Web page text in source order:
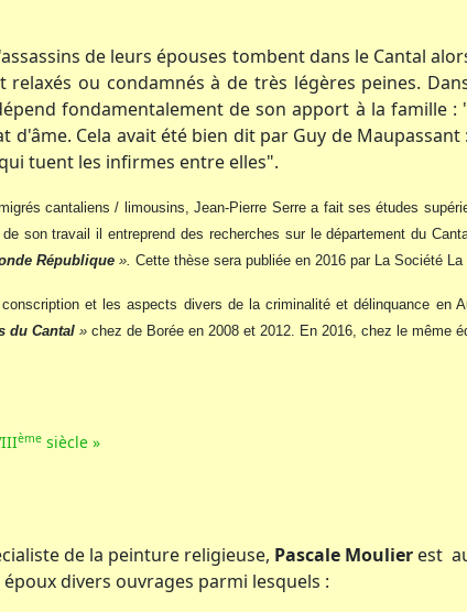
de leurs épouses tombent dans le Cantal
ou condamnés à de très légères peines.
fondamentalement de son apport à la famille
Cela avait été bien dit par Guy de
tuent les infirmes entre elles".
cantaliens / limousins, Jean-Pierre Serre a fait ses études
son travail il entreprend des recherches sur le département du
République ». Cette thèse sera publiée en 2016 par La Société La
et les aspects divers de la criminalité et délinquance en
du Cantal » chez de Borée en 2008 et 2012. En 2016, chez le même
ème siècle »
de la peinture religieuse, Pascale Moulier est
divers ouvrages parmi lesquels :